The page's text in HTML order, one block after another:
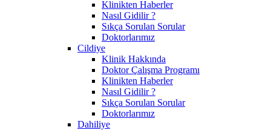
Klinikten Haberler
Nasıl Gidilir ?
Sıkça Sorulan Sorular
Doktorlarımız
Cildiye
Klinik Hakkında
Doktor Çalışma Programı
Klinikten Haberler
Nasıl Gidilir ?
Sıkça Sorulan Sorular
Doktorlarımız
Dahiliye